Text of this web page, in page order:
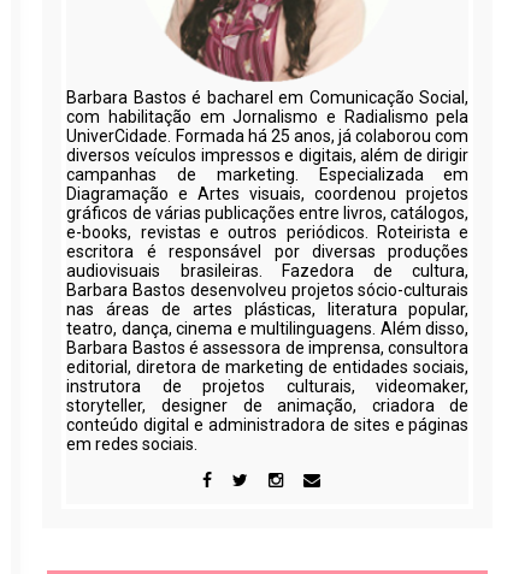
Barbara Bastos é bacharel em Comunicação Social,
com habilitação em Jornalismo e Radialismo pela
UniverCidade. Formada há 25 anos, já colaborou com
diversos veículos impressos e digitais, além de dirigir
campanhas de marketing. Especializada em
Diagramação e Artes visuais, coordenou projetos
gráficos de várias publicações entre livros, catálogos,
e-books, revistas e outros periódicos. Roteirista e
escritora é responsável por diversas produções
audiovisuais brasileiras. Fazedora de cultura,
Barbara Bastos desenvolveu projetos sócio-culturais
nas áreas de artes plásticas, literatura popular,
teatro, dança, cinema e multilinguagens. Além disso,
Barbara Bastos é assessora de imprensa, consultora
editorial, diretora de marketing de entidades sociais,
instrutora de projetos culturais, videomaker,
storyteller, designer de animação, criadora de
conteúdo digital e administradora de sites e páginas
em redes sociais.